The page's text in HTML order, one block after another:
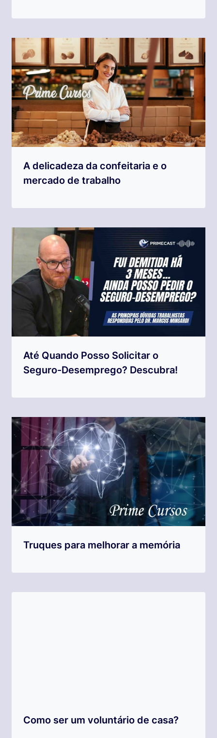
A delicadeza da confeitaria e o
mercado de trabalho
Até Quando Posso Solicitar o
Seguro-Desemprego? Descubra!
Truques para melhorar a memória
Como ser um voluntário de casa?